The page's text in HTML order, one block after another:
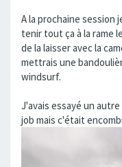
A la prochaine session
tenir tout ça à la rame
de la laisser avec la
mettrais une
windsurf.
J'avais essayé un
job mais c'était